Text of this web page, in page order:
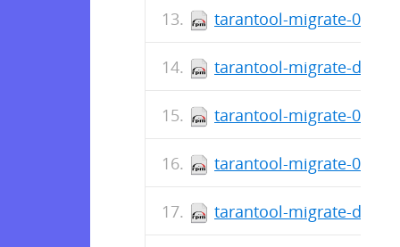
tarantool-migrate-0.0.1-
tarantool-migrate-
tarantool-migrate-0.0.1-
tarantool-migrate-0.0.1-
tarantool-migrate-